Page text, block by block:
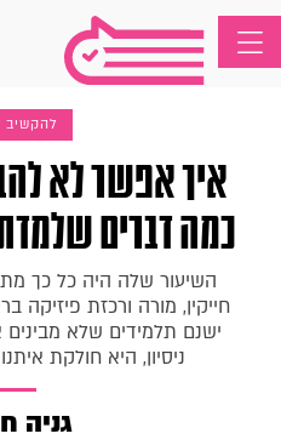
להקשיב
איך אפשר לא
כמה דברים
השיעור שלה היה כל כך
חייקין, מורה ורכזת פיזיקה
ניסיון, היא חולקת
גניה